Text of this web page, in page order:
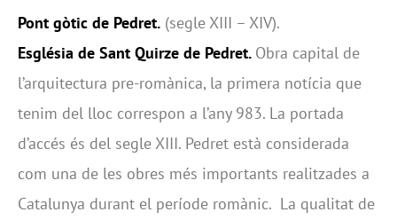
Pont gòtic de Pedret. (segle XIII – XIV).
Església de Sant Quirze de Pedret. Obra capital de
l’arquitectura pre-romànica, la primera notícia que
tenim del lloc correspon a l’any 983. La portada
d’accés és del segle XIII. Pedret està considerada
com una de les obres més importants realitzades a
Catalunya durant el període romànic. La qualitat de